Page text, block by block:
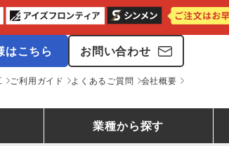
はこちら お問い合わせ
ご利用ガイド よくあるご質問 会社概要
業種から探す